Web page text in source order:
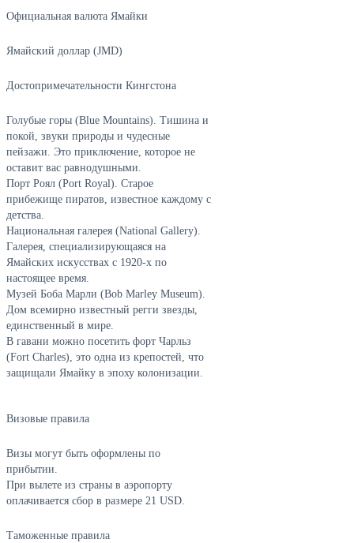
Официальная валюта Ямайки
Ямайский доллар (JMD)
Достопримечательности Кингстона
Голубые горы (Blue Mountains). Тишина и
покой, звуки природы и чудесные
пейзажи. Это приключение, которое не
оставит вас равнодушными.
Порт Роял (Port Royal). Старое
прибежище пиратов, известное каждому с
детства.
Национальная галерея (National Gallery).
Галерея, специализирующаяся на
Ямайских искусствах с 1920-х по
настоящее время.
Музей Боба Марли (Bob Marley Museum).
Дом всемирно известный регги звезды,
единственный в мире.
В гавани можно посетить форт Чарльз
(Fort Charles), это одна из крепостей, что
защищали Ямайку в эпоху колонизации.
Визовые правила
Визы могут быть оформлены по
прибытии.
При вылете из страны в аэропорту
оплачивается сбор в размере 21 USD.
Таможенные правила